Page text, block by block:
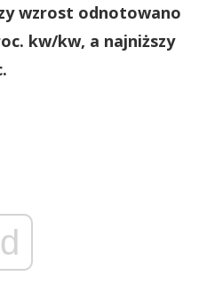
wzrost odnotowano
kw/kw, a najniższy